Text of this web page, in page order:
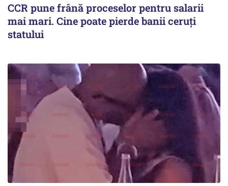
CCR pune frână proceselor pentru salarii
mai mari. Cine poate pierde banii ceruți
statului